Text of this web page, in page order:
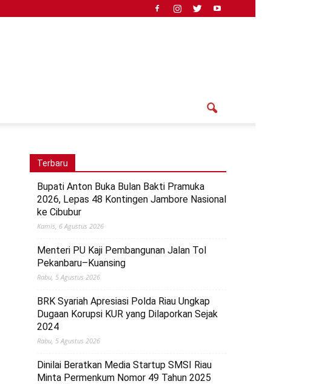
Terbaru
Bupati Anton Buka Bulan Bakti Pramuka
2026, Lepas 48 Kontingen Jambore Nasional
ke Cibubur
Kamis, 6 Agustus 2026
Menteri PU Kaji Pembangunan Jalan Tol
Pekanbaru–Kuansing
Rabu, 5 Agustus 2026
BRK Syariah Apresiasi Polda Riau Ungkap
Dugaan Korupsi KUR yang Dilaporkan Sejak
2024
Rabu, 5 Agustus 2026
Dinilai Beratkan Media Startup SMSI Riau
Minta Permenkum Nomor 49 Tahun 2025